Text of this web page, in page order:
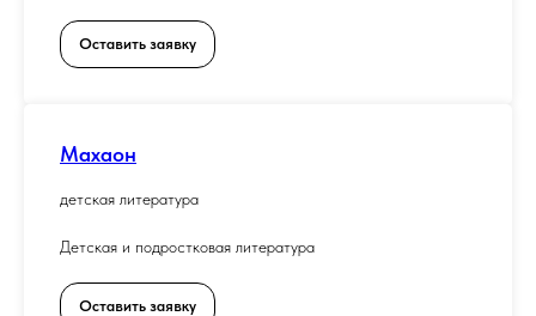
Оставить заявку
Махаон
детская литература
Детская и подростковая литература
Оставить заявку